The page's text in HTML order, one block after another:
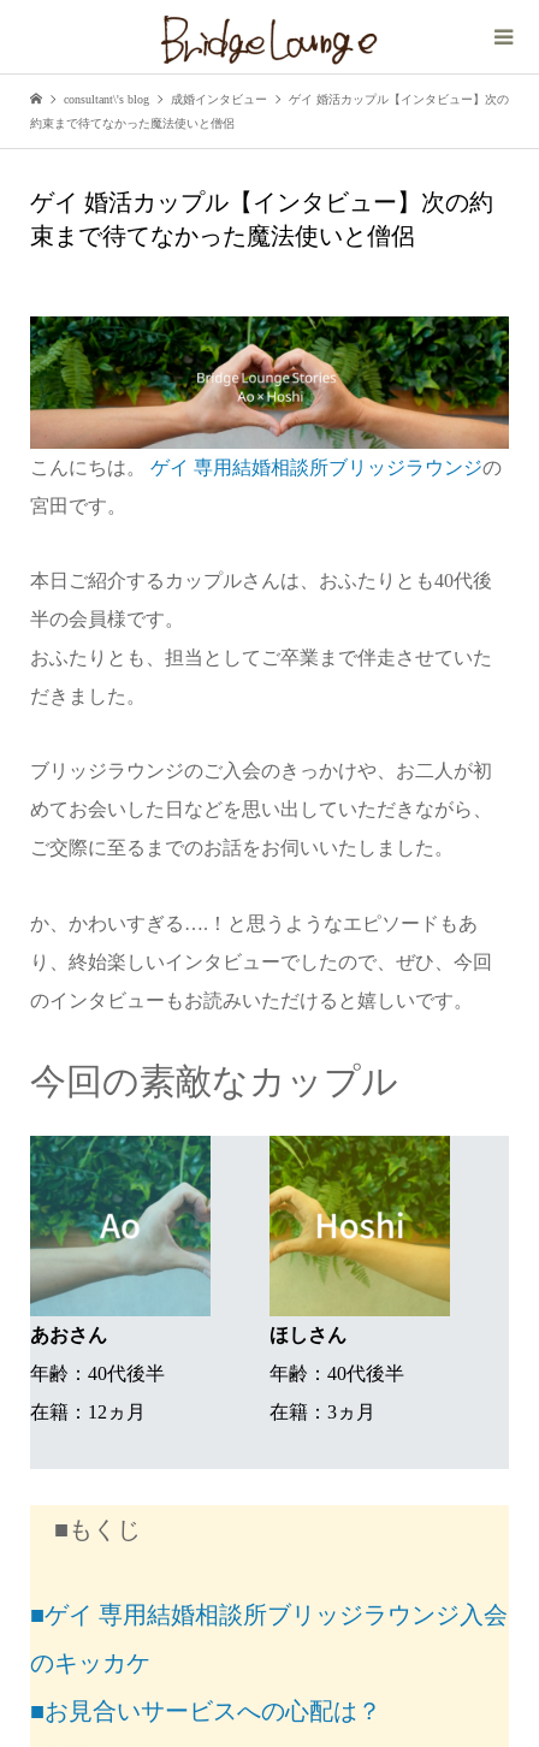
consultant\'s blog 成婚インタビュー
ゲイ 婚活カップル【インタビュー】次の
約束まで待てなかった魔法使いと僧侶
ゲイ 婚活カップル【インタビュー】次の約
束まで待てなかった魔法使いと僧侶
こんにちは。 ゲイ 専用結婚相談所ブリッジラウンジの
宮田です。
本日ご紹介するカップルさんは、おふたりとも40代後
半の会員様です。
おふたりとも、担当としてご卒業まで伴走させていた
だきました。
ブリッジラウンジのご入会のきっかけや、お二人が初
めてお会いした日などを思い出していただきながら、
ご交際に至るまでのお話をお伺いいたしました。
か、かわいすぎる….！と思うようなエピソードもあ
り、終始楽しいインタビューでしたので、ぜひ、今回
のインタビューもお読みいただけると嬉しいです。
今回の素敵なカップル
あおさん
年齢：40代後半
在籍：12ヵ月
ほしさん
年齢：40代後半
在籍：3ヵ月
■もくじ
■ゲイ 専用結婚相談所ブリッジラウンジ入会
のキッカケ
■お見合いサービスへの心配は？